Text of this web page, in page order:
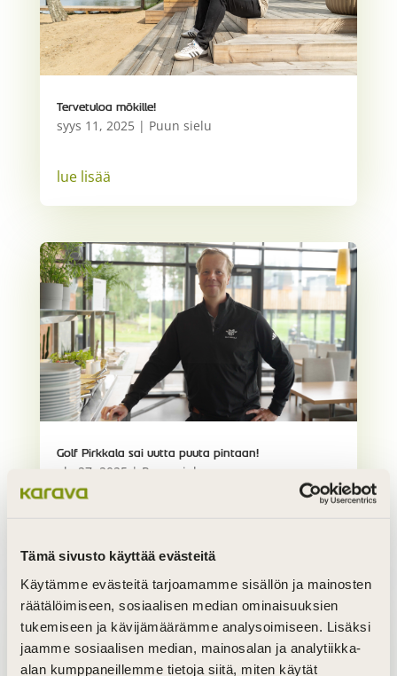
Tämä sivusto käyttää evästeitä
Käytämme evästeitä tarjoamamme sisällön ja mainosten
räätälöimiseen, sosiaalisen median ominaisuuksien
tukemiseen ja kävijämäärämme analysoimiseen. Lisäksi
jaamme sosiaalisen median, mainosalan ja analytiikka-
alan kumppaneillemme tietoja siitä, miten käytät
Tervetuloa mökille!
syys 11, 2025| Puun sielu
lue lisää
Golf Pirkkala sai uutta puuta pintaan!
elo 27, 2025 | Puun sielu